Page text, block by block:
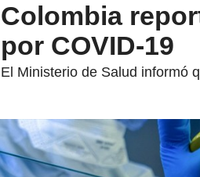
Colombia
por COVID-19
El Ministerio de Salud informó